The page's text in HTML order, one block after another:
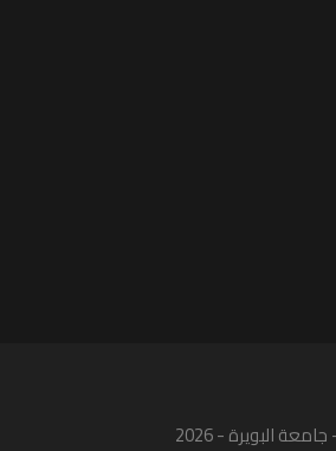
البويرة - 2026